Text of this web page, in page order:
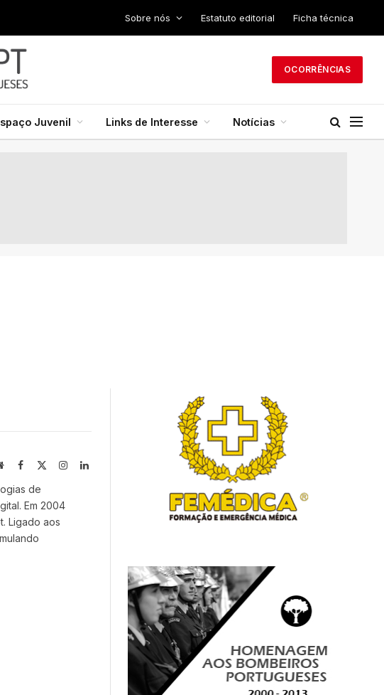
Sobre nós Estatuto editorial Ficha técnica
OCORRÊNCIAS
Juvenil Links de Interesse Notícias
WebsiteFacebook InstagramLinkedIn
de
Em 2004
Ligado aos